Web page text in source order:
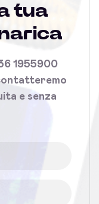
tua
1955900
e senza